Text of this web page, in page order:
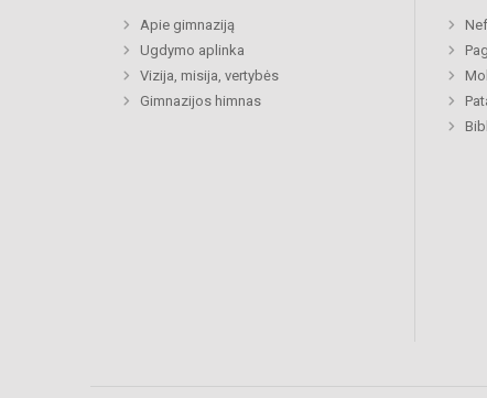
Apie gimnaziją
Ugdymo aplinka
Vizija, misija, vertybės
Gimnazijos himnas